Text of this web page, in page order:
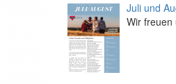
Juli und
Wir freuen